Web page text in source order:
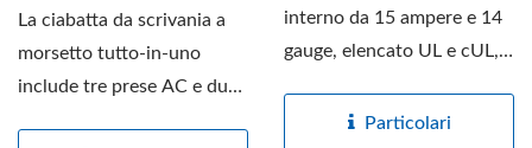
La ciabatta da scrivania a
morsetto tutto-in-uno
include tre prese AC e due
interno da 15 ampere e 14
gauge, elencato UL e cUL,
Particolari